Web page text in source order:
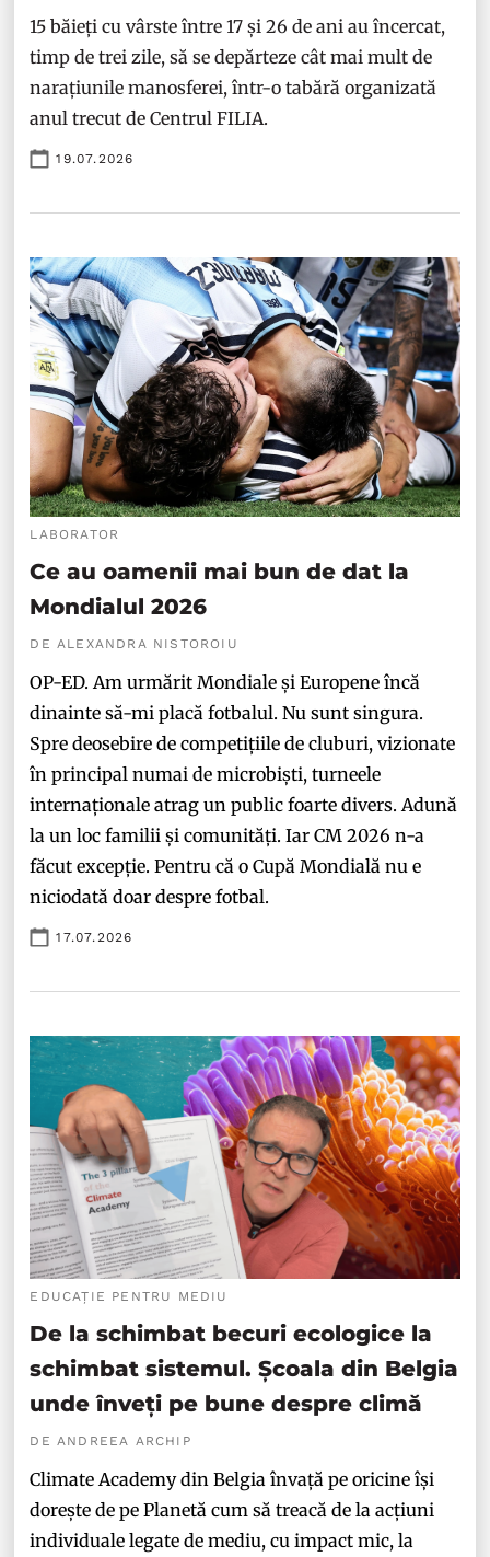
15 băieți cu vârste între 17 și 26 de ani au încercat,
timp de trei zile, să se depărteze cât mai mult de
narațiunile manosferei, într-o tabără organizată
anul trecut de Centrul FILIA.
19.07.2026
LABORATOR
Ce au oamenii mai bun de dat la
Mondialul 2026
DE ALEXANDRA NISTOROIU
OP-ED. Am urmărit Mondiale și Europene încă
dinainte să-mi placă fotbalul. Nu sunt singura.
Spre deosebire de competițiile de cluburi, vizionate
în principal numai de microbiști, turneele
internaționale atrag un public foarte divers. Adună
la un loc familii și comunități. Iar CM 2026 n-a
făcut excepție. Pentru că o Cupă Mondială nu e
niciodată doar despre fotbal.
17.07.2026
EDUCAȚIE PENTRU MEDIU
De la schimbat becuri ecologice la
schimbat sistemul. Școala din Belgia
unde înveți pe bune despre climă
DE ANDREEA ARCHIP
Climate Academy din Belgia învață pe oricine își
dorește de pe Planetă cum să treacă de la acțiuni
individuale legate de mediu, cu impact mic, la